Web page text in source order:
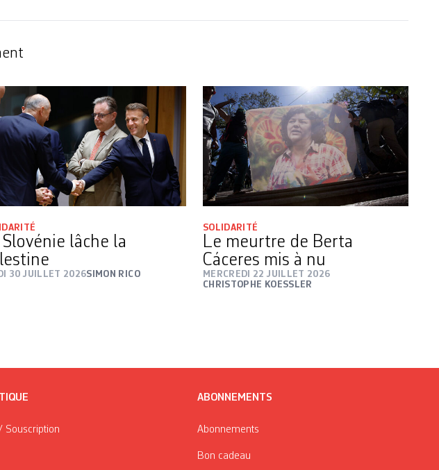
Slovénie lâche la
30 JUILLET 2026SIMON RICO
SOLIDARITÉ
Le meurtre de Berta
Cáceres mis à nu
MERCREDI 22 JUILLET 2026
CHRISTOPHE KOESSLER
Souscription
ABONNEMENTS
Abonnements
Bon cadeau